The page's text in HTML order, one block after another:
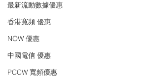
最新流動數據優惠
香港寬頻 優惠
NOW 優惠
中國電信 優惠
PCCW 寬頻優惠